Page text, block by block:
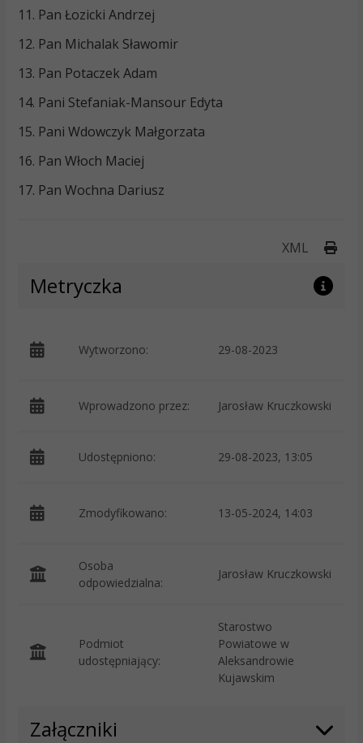
11. Pan Łozicki Andrzej
12. Pan Michalak Sławomir
13. Pan Potaczek Adam
14. Pani Stefaniak-Mansour Edyta
15. Pani Wdowczyk Małgorzata
16. Pan Włoch Maciej
17. Pan Wochna Dariusz
XML
Metryczka
Wytworzono: 29-08-2023
Wprowadzono przez: Jarosław Kruczkowski
Udostępniono: 29-08-2023, 13:05
Zmodyfikowano: 13-05-2024, 14:03
Osoba
odpowiedzialna:
Jarosław Kruczkowski
Podmiot
udostępniający:
Starostwo
Powiatowe w
Aleksandrowie
Kujawskim
Załączniki